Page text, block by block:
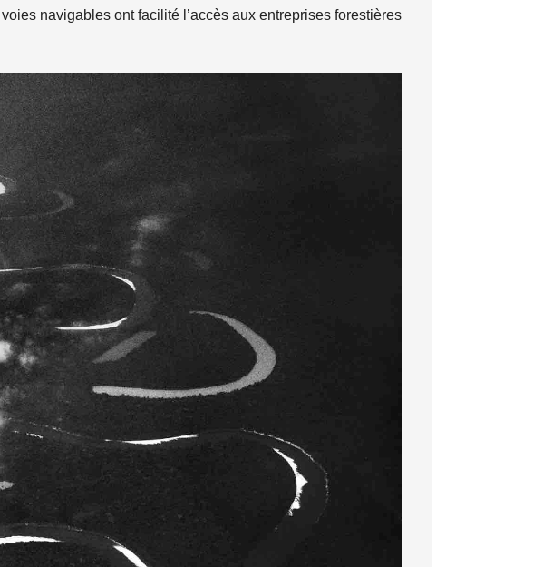
navigables ont facilité l’accès aux entreprises forestières